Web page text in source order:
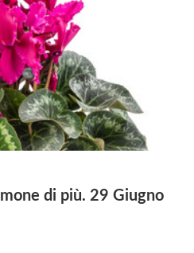
di più. 29 Giugno